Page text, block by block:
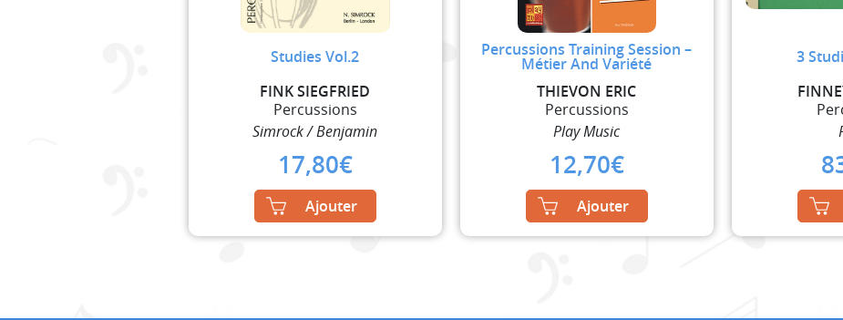
Studies Vol.2
FINK SIEGFRIED
Percussions
Simrock / Benjamin
17,80€
Ajouter
Percussions Training Session –
Métier And Variété
THIEVON ERIC
Percussions
Play Music
12,70€
Ajouter
3